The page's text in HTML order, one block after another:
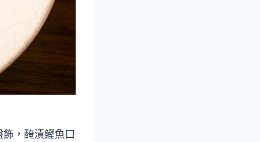
，醃漬鰹魚口